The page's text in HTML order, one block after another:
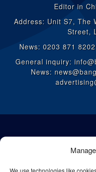
We use technologies like
Editor in
Address: Unit S7, The
Street,
News: 0203 871
General inquiry:
News: